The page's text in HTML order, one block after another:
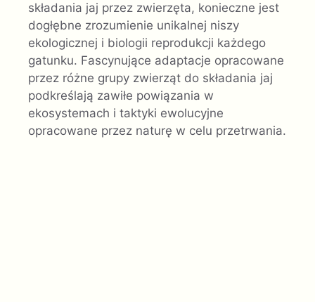
składania jaj przez zwierzęta, konieczne jest
dogłębne zrozumienie unikalnej niszy
ekologicznej i biologii reprodukcji każdego
gatunku. Fascynujące adaptacje opracowane
przez różne grupy zwierząt do składania jaj
podkreślają zawiłe powiązania w
ekosystemach i taktyki ewolucyjne
opracowane przez naturę w celu przetrwania.